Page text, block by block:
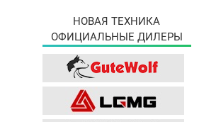
НОВАЯ ТЕХНИКА
ОФИЦИАЛЬНЫЕ ДИЛЕРЫ